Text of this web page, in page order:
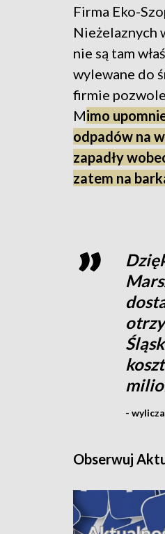
Firma Eko-
Nieżelaznych
nie są tam
wylewane do
firmie
Mimo
odpadów na
zapadły
zatem na
-
Obserwuj